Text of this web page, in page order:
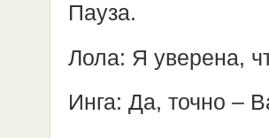
Пауза.
Лола: Я уверена,
Инга: Да, точно –